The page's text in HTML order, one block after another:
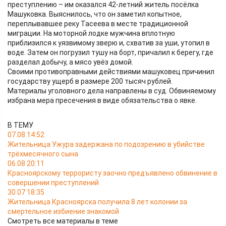
преступлению – им оказался 42-летний житель посёлка
Машуковка. Выяснилось, что он заметил копытное,
переплывавшее реку Тасеева в месте традиционной
миграции. На моторной лодке мужчина вплотную
приблизился к уязвимому зверю и, схватив за уши, утопил в
воде. Затем он погрузил тушу на борт, причалил к берегу, где
разделал добычу, а мясо увёз домой.
Своими противоправными действиями машуковец причинил
государству ущерб в размере 200 тысяч рублей.
Материалы уголовного дела направлены в суд. Обвиняемому
избрана мера пресечения в виде обязательства о явке.
В ТЕМУ
07.08 14:52
Жительница Ужура задержана по подозрению в убийстве
трёхмесячного сына
06.08 20:11
Красноярскому террористу заочно предъявлено обвинение в
совершении преступлений
30.07 18:35
Жительница Красноярска получила 8 лет колонии за
смертельное избиение знакомой
Смотреть все материалы в теме